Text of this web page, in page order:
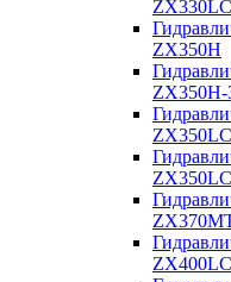
ZX350H
ZX350H-